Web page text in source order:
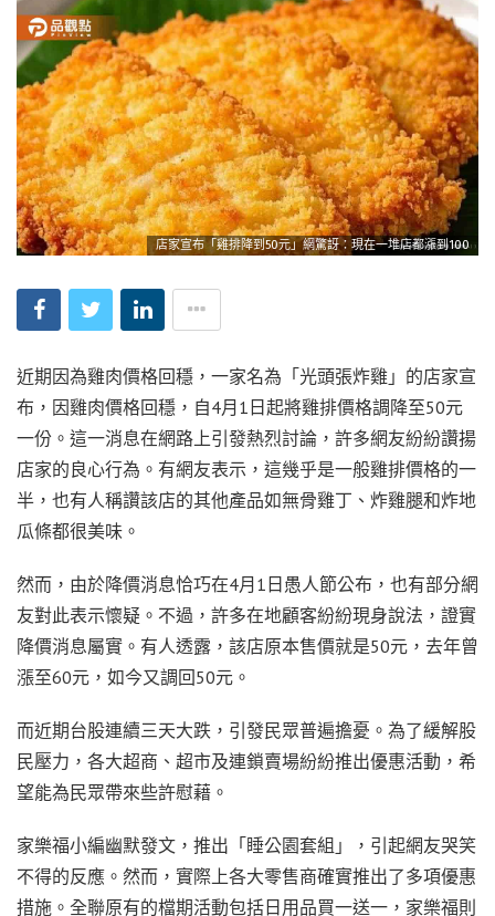
店家宣布「雞排降到50元」網驚訝：現在一堆店都漲到100
近期因為雞肉價格回穩，一家名為「光頭張炸雞」的店家宣
布，因雞肉價格回穩，自4月1日起將雞排價格調降至50元
一份。這一消息在網路上引發熱烈討論，許多網友紛紛讚揚
店家的良心行為。有網友表示，這幾乎是一般雞排價格的一
半，也有人稱讚該店的其他產品如無骨雞丁、炸雞腿和炸地
瓜條都很美味。
然而，由於降價消息恰巧在4月1日愚人節公布，也有部分網
友對此表示懷疑。不過，許多在地顧客紛紛現身說法，證實
降價消息屬實。有人透露，該店原本售價就是50元，去年曾
漲至60元，如今又調回50元。
而近期台股連續三天大跌，引發民眾普遍擔憂。為了緩解股
民壓力，各大超商、超市及連鎖賣場紛紛推出優惠活動，希
望能為民眾帶來些許慰藉。
家樂福小編幽默發文，推出「睡公園套組」，引起網友哭笑
不得的反應。然而，實際上各大零售商確實推出了多項優惠
措施。全聯原有的檔期活動包括日用品買一送一，家樂福則